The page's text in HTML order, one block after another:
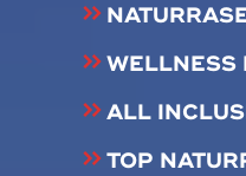
WELLNESS
ALL
TOP